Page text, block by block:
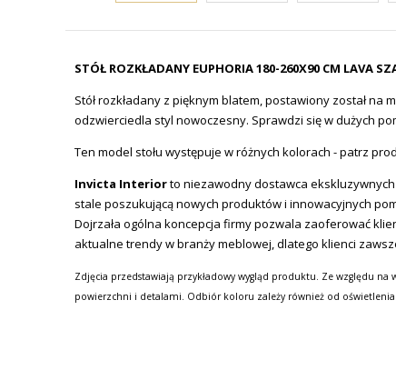
STÓŁ ROZKŁADANY EUPHORIA 180-260X90 CM LAVA
Stół rozkładany z pięknym blatem, postawiony został na
odzwierciedla styl nowoczesny. Sprawdzi się w dużych
Ten model stołu występuje w różnych kolorach - patrz
Invicta Interiorto niezawodny dostawca
stale poszukującą nowych produktów i innowacyjnych
Dojrzała ogólna koncepcja firmy pozwala zaoferować
aktualne trendy w branży meblowej, dlatego klienci
Zdjęcia przedstawiają przykładowy wygląd produktu. Ze względu
powierzchni i detalami. Odbiór koloru zależy również od oświetlenia